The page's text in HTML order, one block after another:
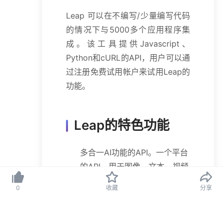
0 收藏 分享
Leap 可以在不编写/少量编写代码
的情况下与5000多个应用程序集
成。该工具提供Javascript、
Python和cURL的API，用户可以通
过注册免费试用帐户来试用Leap的
功能。
Leap的特色功能
多合一AI功能的API。一个平台
的API，用于图像、文本、视频
等AI功能实现，无需在单个API